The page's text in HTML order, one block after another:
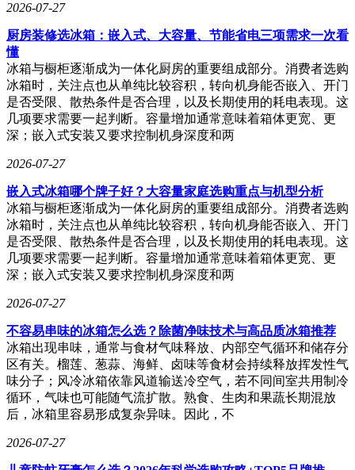
2026-07-27
厨房装修选冰箱：嵌入式、大容量、节能省电三项需求一次看
懂
冰箱与橱柜逐渐成为一体化厨房的重要组成部分。消费者选购
冰箱时，关注点也从单纯比较容积，转向机身能否嵌入、开门
是否受限、散热条件是否合理，以及长期使用的耗电表现。这
几项要求需要一起判断。容量增加通常意味着箱体更宽、更
深；嵌入式安装又要求控制机身深度和两
2026-07-27
嵌入式冰箱哪个牌子好？大容量家庭选购重点与机型分析
冰箱与橱柜逐渐成为一体化厨房的重要组成部分。消费者选购
冰箱时，关注点也从单纯比较容积，转向机身能否嵌入、开门
是否受限、散热条件是否合理，以及长期使用的耗电表现。这
几项要求需要一起判断。容量增加通常意味着箱体更宽、更
深；嵌入式安装又要求控制机身深度和两
2026-07-27
不容易串味的冰箱怎么选？除菌净味技术与高品质冰箱推荐
冰箱出现串味，通常与食材气味释放、内部空气循环和储存分
区有关。榴莲、葱蒜、海鲜、卤味等食材会持续释放挥发性气
味分子；风冷冰箱依靠风道输送冷空气，若不同间室共用制冷
循环，气味也可能随气流扩散。熟食、生肉和果蔬长期混放
后，冰箱里容易形成复杂异味。因此，不
2026-07-27